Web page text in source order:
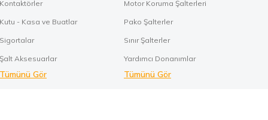
Kontaktörler
Kutu - Kasa ve Buatlar
Sigortalar
Şalt Aksesuarlar
Tümünü Gör
Motor Koruma Şalterleri
Pako Şalterler
Sınır Şalterler
Yardımcı Donanımlar
Tümünü Gör